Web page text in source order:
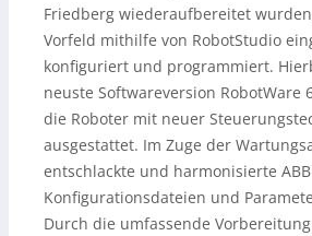
Friedberg wiederaufbereitet
Vorfeld mithilfe von RobotStudio
konfiguriert und programmiert.
neuste Softwareversion RobotWare
die Roboter mit neuer
ausgestattet. Im Zuge der
entschlackte und harmonisierte
Konfigurationsdateien und
Durch die umfassende